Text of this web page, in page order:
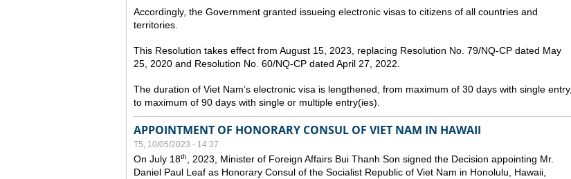
Accordingly, the Government granted issueing electronic visas to citizens of all countries and
territories.
This Resolution takes effect from August 15, 2023, replacing Resolution No. 79/NQ-CP dated May
25, 2020 and Resolution No. 60/NQ-CP dated April 27, 2022.
The duration of Viet Nam’s electronic visa is lengthened, from maximum of 30 days with single entry,
to maximum of 90 days with single or multiple entry(ies).
APPOINTMENT OF HONORARY CONSUL OF VIET NAM IN HAWAII
T5, 10/05/2023 - 14:37
On July 18th
, 2023, Minister of Foreign Affairs Bui Thanh Son signed the Decision appointing Mr.
Daniel Paul Leaf as Honorary Consul of the Socialist Republic of Viet Nam in Honolulu, Hawaii,